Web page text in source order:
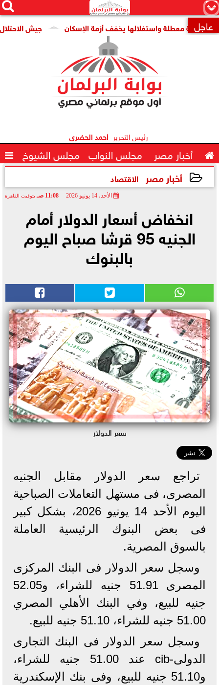
×


 عاجل جيش الاحتلال: مقتل جنديين معطلة واستغلالها يخفف أزمة الإسكان
رئيس التحرير أحمد الحضرى
 أخبار مصر مجلس النواب مجلس الشيوخ 
أخبار مصر الاقتصاد
الأحد، 14 يونيو 2026 11:08 صـ بتوقيت القاهرة
انخفاض أسعار الدولار أمام
الجنيه 95 قرشا صباح اليوم
بالبنوك
سعر الدولار
تراجع سعر الدولار مقابل الجنيه
المصرى، فى مستهل التعاملات الصباحية
اليوم الأحد 14 يونيو 2026، بشكل كبير
فى بعض البنوك الرئيسية العاملة
بالسوق المصرية.
وسجل سعر الدولار فى البنك المركزى
المصرى 51.91 جنيه للشراء، و52.05
جنيه للبيع، وفي البنك الأهلي المصري
51.00 جنيه للشراء، 51.10 جنيه للبيع.
وسجل سعر الدولار فى البنك التجارى
الدولى-cib عند 51.00 جنيه للشراء،
و51.10 جنيه للبيع، وفى بنك الإسكندرية